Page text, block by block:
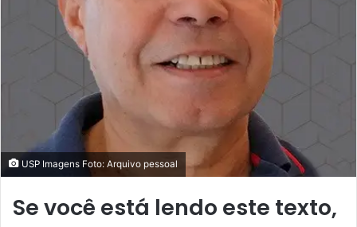
USP Imagens Foto: Arquivo pessoal
Se você está lendo este texto,